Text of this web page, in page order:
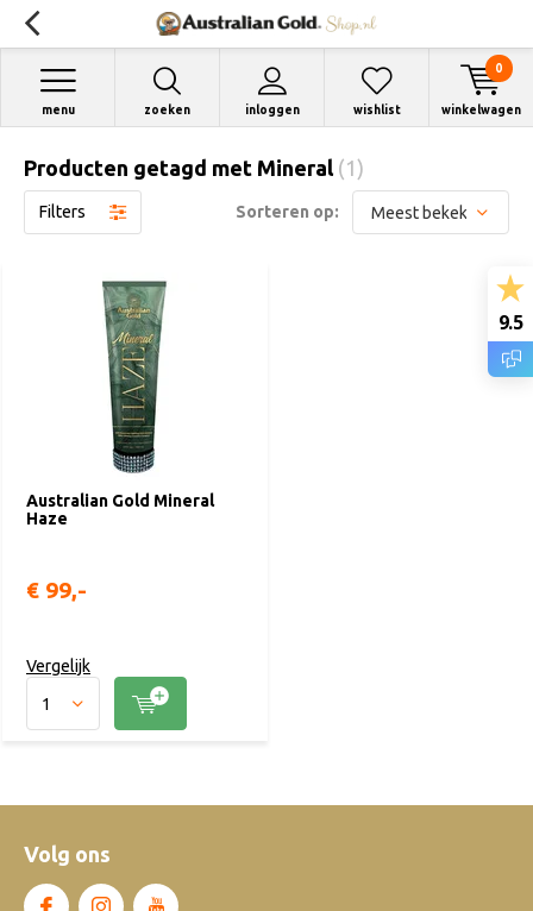
zoeken inloggen
menu wishlist winkelwagen
0
Producten getagd met Mineral (1)
Filters Sorteren op:
Australian Gold Mineral
Haze
€ 99,-
Vergelijk
Volg ons
9.5